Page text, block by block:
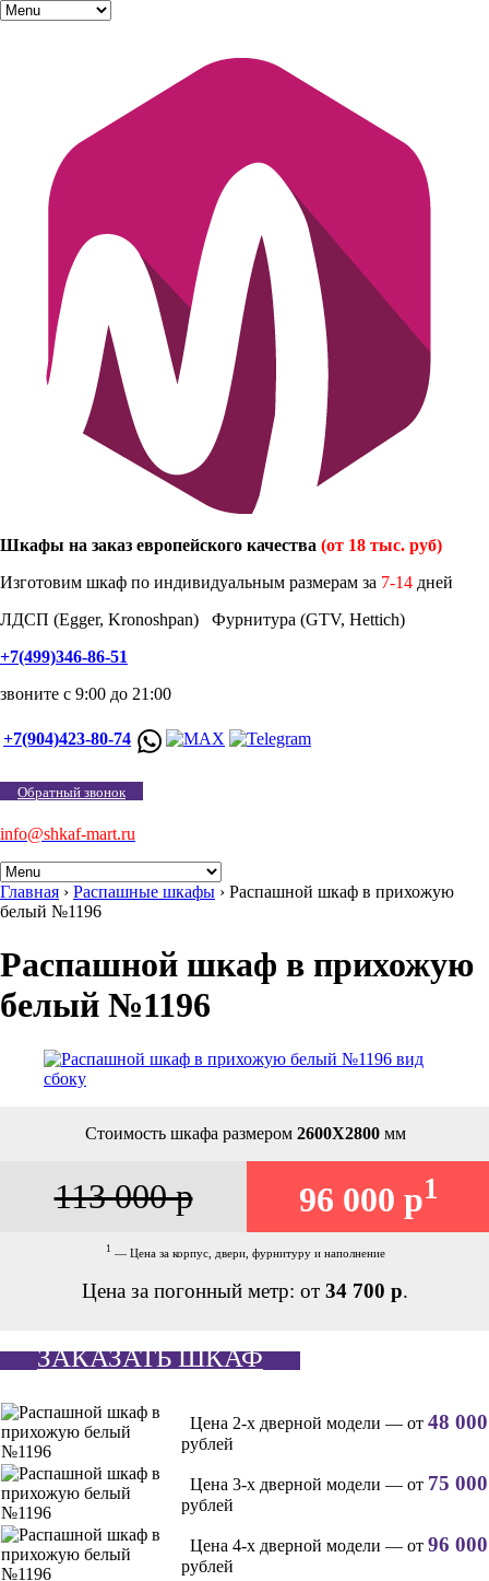
Шкафы на заказ европейского качества (от 18 тыс. руб)
Изготовим шкаф по индивидуальным размерам за 7-14 дней
ЛДСП (Egger, Kronoshpan) Фурнитура (GTV, Hettich)
+7(499)346-86-51
звоните с 9:00 до 21:00
+7(904)423-80-74
Обратный звонок
info@shkaf-mart.ru
Главная › Распашные шкафы › Распашной шкаф в прихожую
белый №1196
Распашной шкаф в прихожую
белый №1196
Стоимость шкафа размером 2600Х2800мм
113 000 р 96 000 р1
1 — Цена за корпус, двери, фурнитуру и наполнение
Цена за погонный метр: от 34 700 р.
ЗАКАЗАТЬ ШКАФ
Цена 2-х дверной модели — от 48 000
рублей
Цена 3-х дверной модели — от 75 000
рублей
Цена 4-х дверной модели — от 96 000
рублей